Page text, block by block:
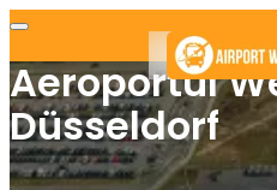
Aeroportul
Düsseldorf